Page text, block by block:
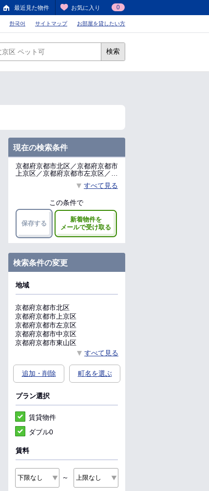
最近見た物件 お気に入り 0
한국어 サイトマップ お部屋を貸したい方
検索
現在の検索条件
京都府京都市北区／京都府京都市
上京区／京都府京都市左京区／…
すべて見る
この条件で
保存する
新着物件を
メールで受け取る
検索条件の変更
地域
京都府京都市北区
京都府京都市上京区
京都府京都市左京区
京都府京都市中京区
京都府京都市東山区
すべて見る
追加・削除 町名を選ぶ
プラン選択
賃貸物件
ダブル0
賃料
～